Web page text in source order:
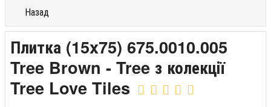
Назад
Плитка (15x75) 675.0010.005
Tree Brown - Tree з колекції
Tree Love Tiles